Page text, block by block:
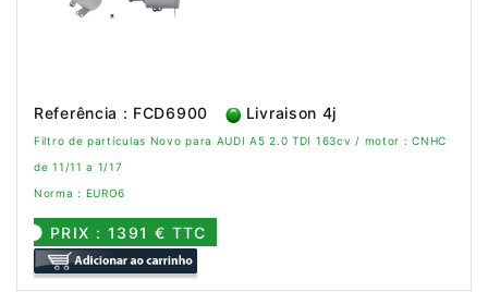
Referência : FCD6900 Livraison 4j
Filtro de partículas Novo para AUDI A5 2.0 TDI 163cv / motor : CNHC
de 11/11 a 1/17
Norma : EURO6
PRIX : 1391 € TTC